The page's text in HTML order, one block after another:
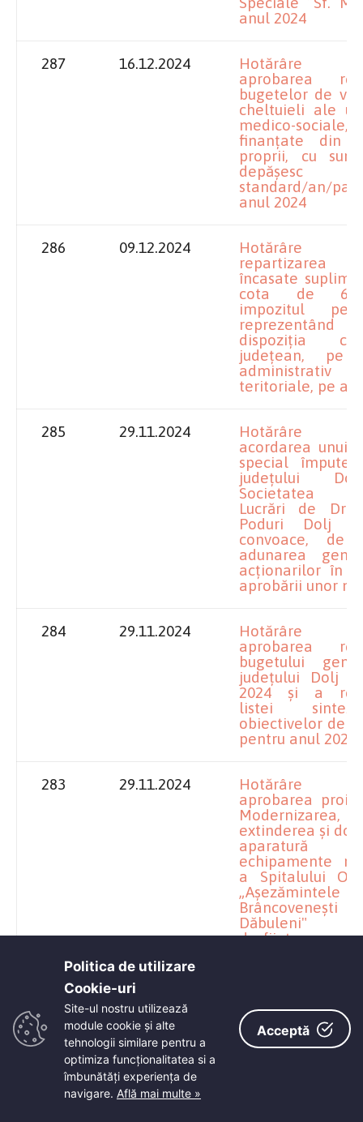
anul 2024
287 16.12.2024
Hotărâre
aprobarea
bugetelor de
cheltuieli ale
medico-sociale,
finanțate din
proprii, cu
depășesc
standard/an/
anul 2024
286 09.12.2024
Hotărâre
repartizarea
încasate
cota de
impozitul pe
reprezentând
dispoziţia
judeţean, pe
teritoriale, pe
285 29.11.2024
Hotărâre
acordarea unui
special
județului
Societatea
Lucrări de
Poduri Dolj
convoace, de
adunarea
acționarilor în
aprobării unor
284 29.11.2024
Hotărâre
aprobarea
bugetului
județului Dolj
2024 și a
listei
obiectivelor de
pentru anul 2024
283 29.11.2024
Hotărâre
aprobarea
Modernizarea,
extinderea și
echipamente
a Spitalului
„Așezămintele
Brâncovenești
Dăbuleni"
desființare
general
P.T. și a
tehnico-
Politica de utilizare
Cookie-uri‎
Site-ul nostru utilizează
module cookie și alte
tehnologii similare pentru a
optimiza funcţionalitatea si a
îmbunătăţi experienţa de
navigare. Află mai multe »
Acceptă